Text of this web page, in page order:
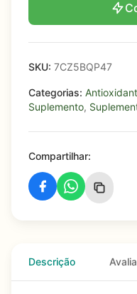
SKU: 7CZ5BQP47
Categorias:
Suplemento,
Compartilhar:
Descrição